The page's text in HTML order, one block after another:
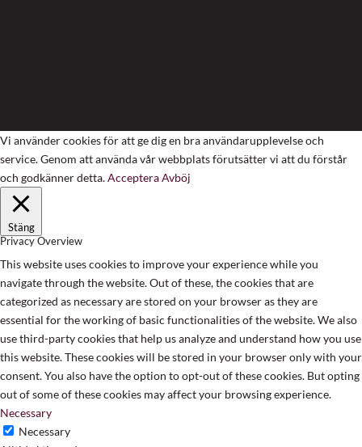
Vi använder cookies för att ge dig en bra användarupplevelse och
service. Genom att använda vår webbplats förutsätter vi att du förstår
och godkänner detta.AccepteraAvböj
Stäng
Privacy Overview
This website uses cookies to improve your experience while you
navigate through the website. Out of these, the cookies that are
categorized as necessary are stored on your browser as they are
essential for the working of basic functionalities of the website. We also
use third-party cookies that help us analyze and understand how you use
this website. These cookies will be stored in your browser only with your
consent. You also have the option to opt-out of these cookies. But opting
out of some of these cookies may affect your browsing experience.
Necessary
Necessary